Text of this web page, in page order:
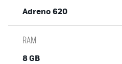
Adreno 620
RAM
8 GB